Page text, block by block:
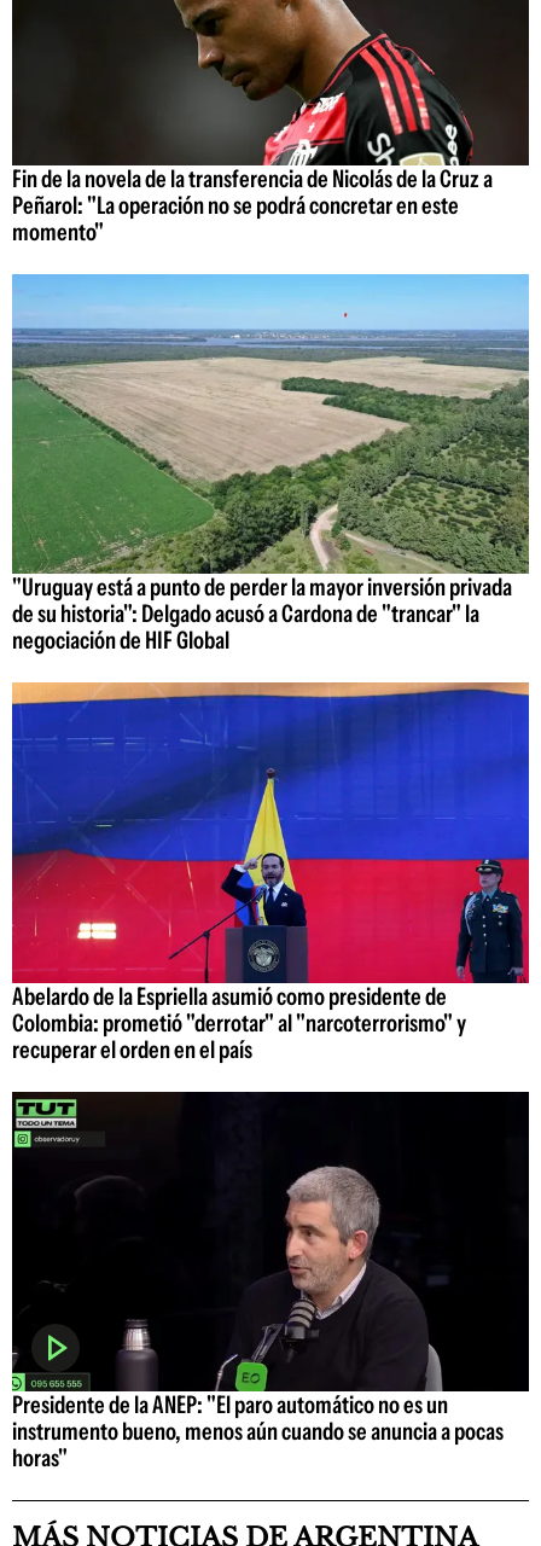
Fin de la novela de la transferencia de Nicolás de la Cruz a
Peñarol: "La operación no se podrá concretar en este
momento"
"Uruguay está a punto de perder la mayor inversión privada
de su historia": Delgado acusó a Cardona de "trancar" la
negociación de HIF Global
Abelardo de la Espriella asumió como presidente de
Colombia: prometió "derrotar" al "narcoterrorismo" y
recuperar el orden en el país
Presidente de la ANEP: "El paro automático no es un
instrumento bueno, menos aún cuando se anuncia a pocas
horas"
MÁS NOTICIAS DE ARGENTINA